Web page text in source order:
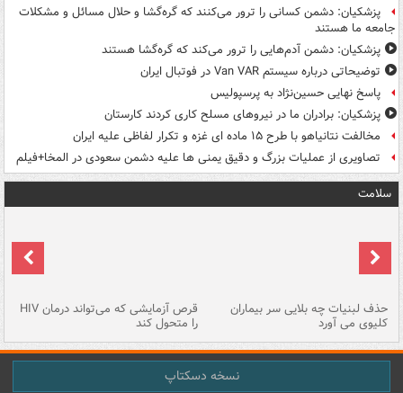
پزشکیان: دشمن کسانی را ترور می‌کنند که گره‌گشا و حلال مسائل و مشکلات
جامعه ما هستند
پزشکیان: دشمن آدم‌هایی را ترور می‌کند که گره‌گشا هستند
توضیحاتی درباره سیستم Van VAR در فوتبال ایران
پاسخ نهایی حسین‌نژاد به پرسپولیس
پزشکیان: برادران ما در نیروهای مسلح کاری کردند کارستان
مخالفت نتانیاهو با طرح ۱۵ ماده ای غزه و تکرار لفاظی علیه ایران
تصاویری از عملیات بزرگ و دقیق یمنی ها علیه دشمن سعودی در المخا+فیلم
سلامت
حذف لبنیات چه بلایی سر بیماران
کلیوی می آورد
قرص آزمایشی که می‌تواند درمان HIV
را متحول کند
نسخه دسکتاپ